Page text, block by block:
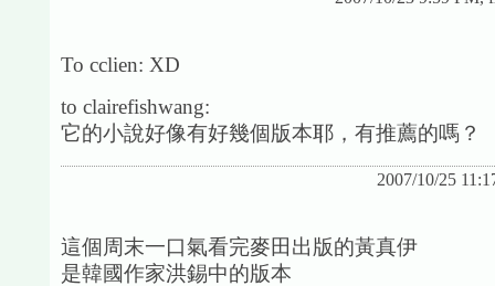
To cclien: XD
to clairefishwang:
它的小說好像有好幾個版本耶，有推薦的嗎？
2007/10/25
這個周末一口氣看完麥田出版的黃真伊
是韓國作家洪錫中的版本